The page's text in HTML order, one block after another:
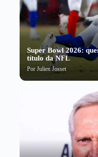
Super Bowl 2026:
título da NFL
Por Julien Josset